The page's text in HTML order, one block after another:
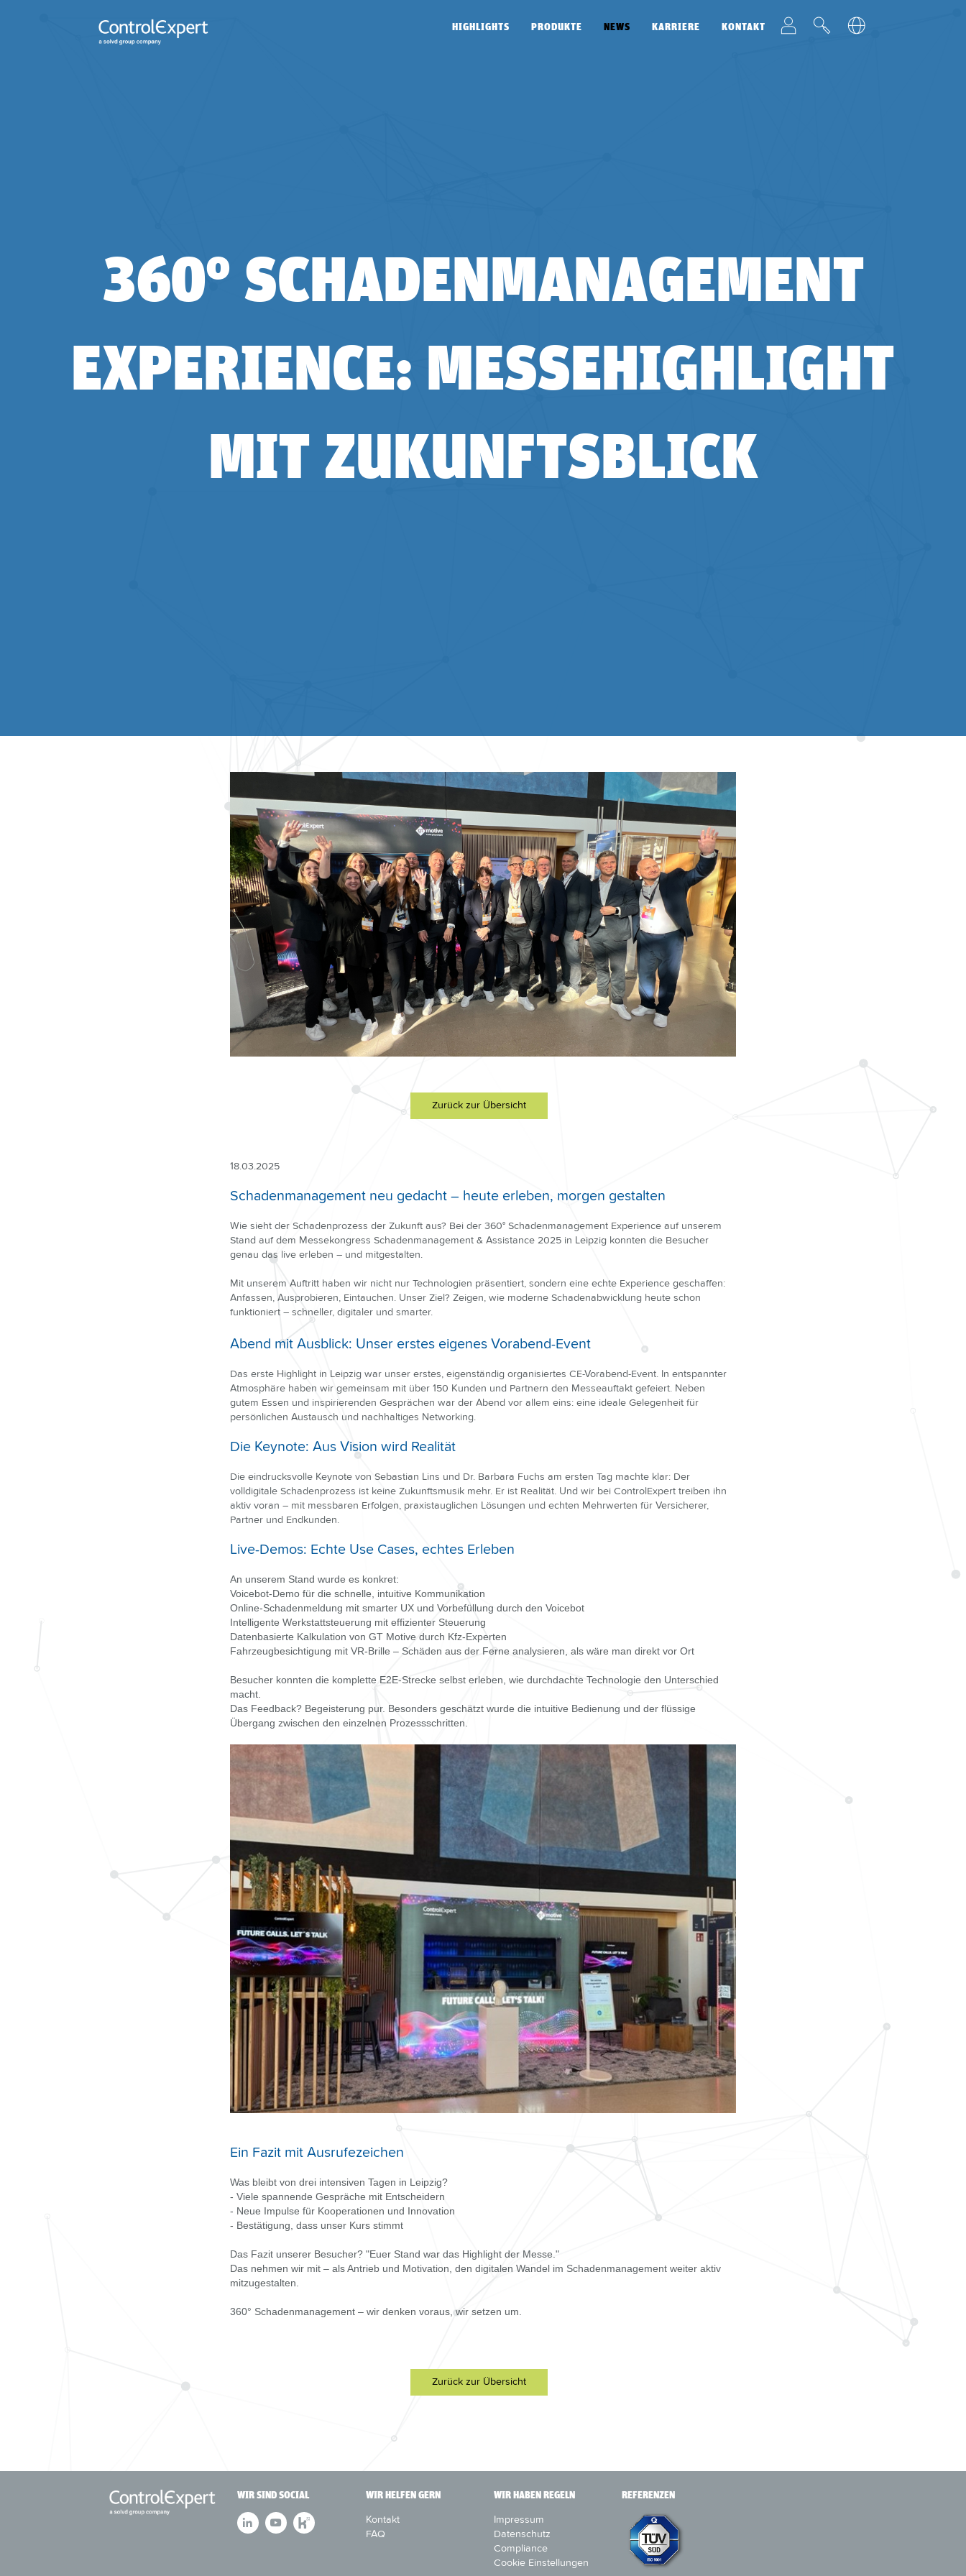
HIGHLIGHTS PRODUKTE NEWS KARRIERE KONTAKT t v u
360° SCHADENMANAGEMENT
EXPERIENCE: MESSEHIGHLIGHT
MIT ZUKUNFTSBLICK
Zurück zur Übersicht
18.03.2025
Schadenmanagement neu gedacht – heute erleben, morgen gestalten
Wie sieht der Schadenprozess der Zukunft aus? Bei der 360° Schadenmanagement Experience auf unserem
Stand auf dem Messekongress Schadenmanagement & Assistance 2025 in Leipzig konnten die Besucher
genau das live erleben – und mitgestalten.
Mit unserem Auftritt haben wir nicht nur Technologien präsentiert, sondern eine echte Experience geschaffen:
Anfassen, Ausprobieren, Eintauchen. Unser Ziel? Zeigen, wie moderne Schadenabwicklung heute schon
funktioniert – schneller, digitaler und smarter.
Abend mit Ausblick: Unser erstes eigenes Vorabend-Event
Das erste Highlight in Leipzig war unser erstes, eigenständig organisiertes CE-Vorabend-Event. In entspannter
Atmosphäre haben wir gemeinsam mit über 150 Kunden und Partnern den Messeauftakt gefeiert. Neben
gutem Essen und inspirierenden Gesprächen war der Abend vor allem eins: eine ideale Gelegenheit für
persönlichen Austausch und nachhaltiges Networking.
Die Keynote: Aus Vision wird Realität
Die eindrucksvolle Keynote von Sebastian Lins und Dr. Barbara Fuchs am ersten Tag machte klar: Der
volldigitale Schadenprozess ist keine Zukunftsmusik mehr. Er ist Realität. Und wir bei ControlExpert treiben ihn
aktiv voran – mit messbaren Erfolgen, praxistauglichen Lösungen und echten Mehrwerten für Versicherer,
Partner und Endkunden.
Live-Demos: Echte Use Cases, echtes Erleben
An unserem Stand wurde es konkret:
Voicebot-Demo für die schnelle, intuitive Kommunikation
Online-Schadenmeldung mit smarter UX und Vorbefüllung durch den Voicebot
Intelligente Werkstattsteuerung mit effizienter Steuerung
Datenbasierte Kalkulation von GT Motive durch Kfz-Experten
Fahrzeugbesichtigung mit VR-Brille – Schäden aus der Ferne analysieren, als wäre man direkt vor Ort
Besucher konnten die komplette E2E-Strecke selbst erleben, wie durchdachte Technologie den Unterschied
macht.
Das Feedback? Begeisterung pur. Besonders geschätzt wurde die intuitive Bedienung und der flüssige
Übergang zwischen den einzelnen Prozessschritten.
Ein Fazit mit Ausrufezeichen
Was bleibt von drei intensiven Tagen in Leipzig?
- Viele spannende Gespräche mit Entscheidern
- Neue Impulse für Kooperationen und Innovation
- Bestätigung, dass unser Kurs stimmt
Das Fazit unserer Besucher? "Euer Stand war das Highlight der Messe."
Das nehmen wir mit – als Antrieb und Motivation, den digitalen Wandel im Schadenmanagement weiter aktiv
mitzugestalten.
360° Schadenmanagement – wir denken voraus, wir setzen um.
Zurück zur Übersicht
WIR SIND SOCIAL WIR HELFEN GERN
Kontakt
FAQ
WIR HABEN REGELN
Impressum
Datenschutz
Compliance
Cookie Einstellungen
REFERENZEN